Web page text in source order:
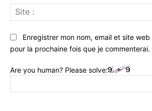
Enregistrer mon nom, email et site
pour la prochaine fois que je commenterai.
Are you human? Please solve: